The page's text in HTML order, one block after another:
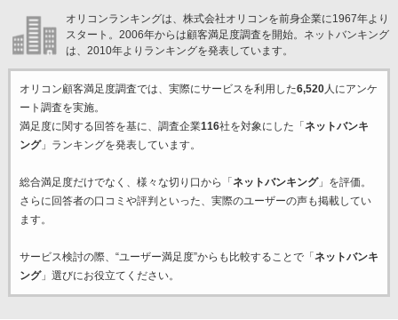
オリコンランキングは、株式会社オリコンを前身企業に1967年より
スタート。2006年からは顧客満足度調査を開始。ネットバンキング
は、2010年よりランキングを発表しています。
オリコン顧客満足度調査では、実際にサービスを利用した6,520人にアンケ
ート調査を実施。
満足度に関する回答を基に、調査企業116社を対象にした「 ネットバンキ
ング」ランキングを発表しています。
総合満足度だけでなく、様々な切り口から「 ネットバンキング」を評価。
さらに回答者の口コミや評判といった、実際のユーザーの声も掲載してい
ます。
サービス検討の際、“ユーザー満足度”からも比較することで「 ネットバンキ
ング」選びにお役立てください。